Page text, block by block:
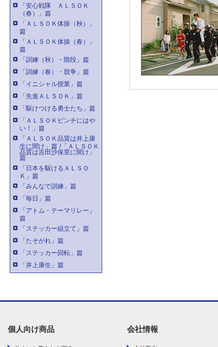
「安心戦隊 ＡＬＳＯＫ
（春）」篇
「ＡＬＳＯＫ体操（秋）」
篇
「ＡＬＳＯＫ体操（春）」
篇
「訓練（秋）・階段」篇
「訓練（春）・競争」篇
「イニシャル授業」篇
「先進ＡＬＳＯＫ」篇
「駆けつける勇士たち」篇
「ＡＬＳＯＫピンチにはや
い！」篇
「ＡＬＳＯＫ品質は井上康
生に聞け」篇 /「ＡＬＳＯＫ
品質は吉田沙保里に聞け」
篇
「日本を駆けるＡＬＳＯ
Ｋ」篇
「みんなで訓練」篇
「毎日」篇
「アトム・テーマリレー」
篇
「ステッカー組立て」篇
「たそがれ」篇
「ステッカー回転」篇
「井上康生」篇
個人向け商品 会社情報